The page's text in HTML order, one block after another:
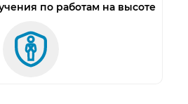
по работам на высоте